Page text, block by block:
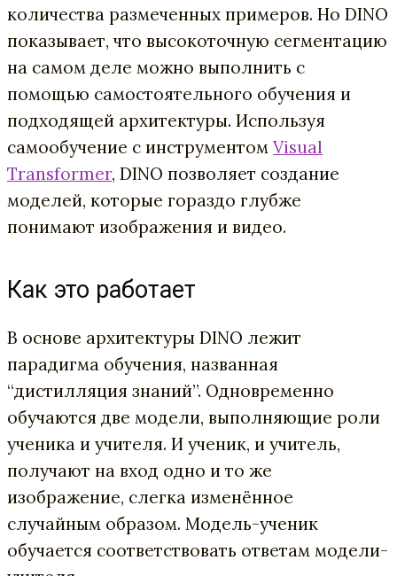
количества размеченных примеров. Но DINO
показывает, что высокоточную сегментацию
на самом деле можно выполнить с
помощью самостоятельного обучения и
подходящей архитектуры. Используя
самообучение с инструментом Visual
Transformer, DINO позволяет создание
моделей, которые гораздо глубже
понимают изображения и видео.
Как это работает
В основе архитектуры DINO лежит
парадигма обучения, названная
“дистилляция знаний”. Одновременно
обучаются две модели, выполняющие роли
ученика и учителя. И ученик, и учитель,
получают на вход одно и то же
изображение, слегка изменённое
случайным образом. Модель-ученик
обучается соответствовать ответам модели-